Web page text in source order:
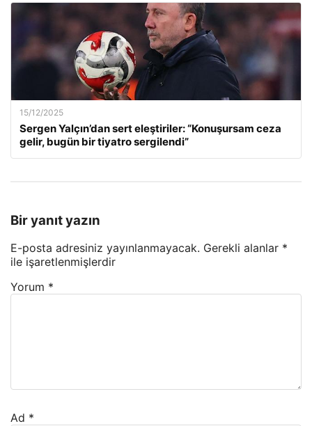
15/12/2025
Sergen Yalçın’dan sert eleştiriler: “Konuşursam ceza
gelir, bugün bir tiyatro sergilendi”
Bir yanıt yazın
E-posta adresiniz yayınlanmayacak. Gerekli alanlar *
ile işaretlenmişlerdir
Yorum *
Ad *